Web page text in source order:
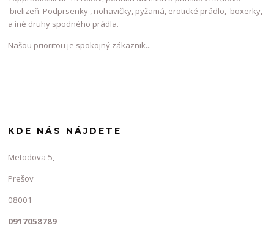
bielizeň. Podprsenky , nohavičky, pyžamá, erotické prádlo, boxerky,
a iné druhy spodného prádla.
Našou prioritou je spokojný zákaznik...
KDE NÁS NÁJDETE
Metodova 5,
Prešov
08001
0917058789